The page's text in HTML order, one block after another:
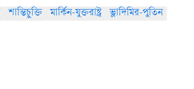
শান্তিচুক্তি মার্কিন-যুক্তরাষ্ট্র
ভ্লাদিমির-পুতিন